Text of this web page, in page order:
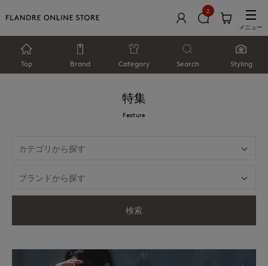
2
メニュー
Top Brand Category Search Styling
特集
Feature
検索